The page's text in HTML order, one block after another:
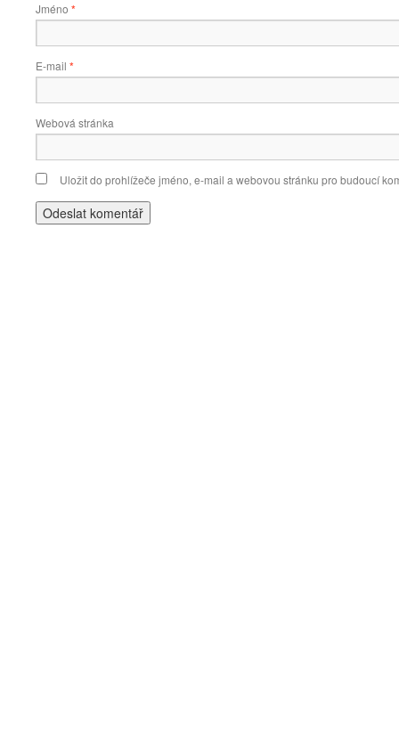
Jméno *
E-mail *
Webová stránka
Uložit do prohlížeče jméno, e-mail a webovou stránku pro budoucí